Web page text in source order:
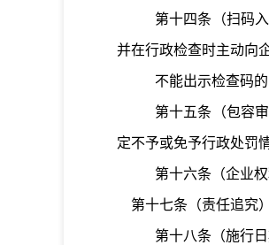
第十四条 （扫码
并在行政检查时主动向
不能出示检查码
第十五条 （包容
定不予或免予行政处罚
第十六条 （企业权
第十七条 （责任追究）
第十八条 （施行日